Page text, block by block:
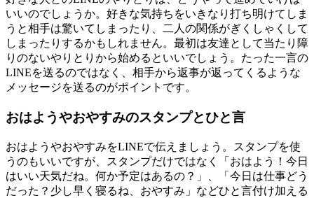
いいのでしょうか。好きな気持ちをいきなり打ち明けてしま
うと相手は驚いてしまったり、二人の関係がぎくしゃくして
しまったりするかもしれません。最初は友達として当たり障
りのないやりとりから始めるといいでしょう。たった一言の
LINEを送るのではなく、相手から返事が返ってくるような
メッセージを送るのがポイントです。
おはようやおやすみのスタンプとひと言
おはようやおやすみをLINEで伝えましょう。スタンプを使
うのもいいですが、スタンプだけではなく「おはよう！今日
はいい天気だね。何か予定はあるの？」、「今日は仕事どう
だった？少し早く寝るね、おやすみ」などひと言付け加える